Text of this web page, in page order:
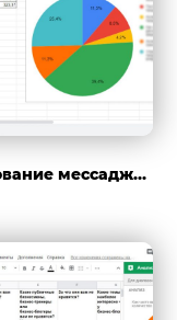
Тестирование мессаджей